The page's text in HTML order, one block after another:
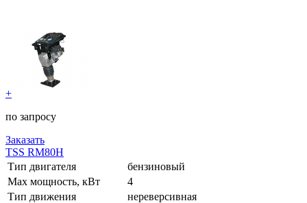
+
по запросу
Заказать
TSS RM80H
Тип двигателя
бензиновый
Max мощность, кВт
4
Тип движения
нереверсивная